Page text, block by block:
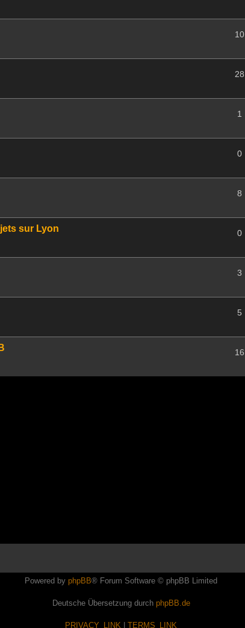
10
28
1
0
8
sur Lyon 0
3
5
16
Powered by phpBB® Forum Software © phpBB Limited
Deutsche Übersetzung durch phpBB.de
PRIVACY_LINK TERMS_LINK